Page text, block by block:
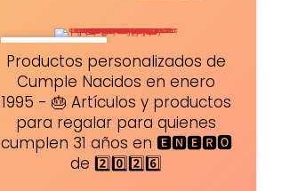
★★★★★
Productos personalizados de
Cumple Nacidos en enero
1995 - 🎂 Artículos y productos
para regalar para quienes
cumplen 31 años en 🅴🅽🅴🆁🅾
de 2️⃣0️⃣2️⃣6️⃣